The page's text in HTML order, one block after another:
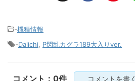
-機種情報
-Daiichi P閃乱カグラ189大入りver.
コメント：0件 コメントを書く